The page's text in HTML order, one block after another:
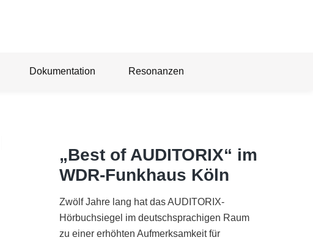
Dokumentation Resonanzen
„Best of AUDITORIX“ im
WDR-Funkhaus Köln
Zwölf Jahre lang hat das AUDITORIX-
Hörbuchsiegel im deutschsprachigen Raum
zu einer erhöhten Aufmerksamkeit für